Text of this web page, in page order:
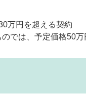
万円を超える契約
では、予定価格50